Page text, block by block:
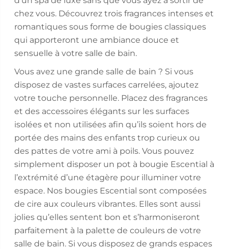
chez vous. Découvrez trois fragrances intenses et
romantiques sous forme de bougies classiques
qui apporteront une ambiance douce et
sensuelle à votre salle de bain.
Vous avez une grande salle de bain ? Si vous
disposez de vastes surfaces carrelées, ajoutez
votre touche personnelle. Placez des fragrances
et des accessoires élégants sur les surfaces
isolées et non utilisées afin qu’ils soient hors de
portée des mains des enfants trop curieux ou
des pattes de votre ami à poils. Vous pouvez
simplement disposer un pot à bougie Escential à
l’extrémité d’une étagère pour illuminer votre
espace. Nos bougies Escential sont composées
de cire aux couleurs vibrantes. Elles sont aussi
jolies qu’elles sentent bon et s’harmoniseront
parfaitement à la palette de couleurs de votre
salle de bain. Si vous disposez de grands espaces